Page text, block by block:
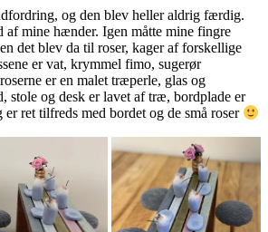
og den blev heller aldrig færdig.
af mine hænder. Igen måtte mine fingre
det blev da til roser, kager af forskellige
er vat, krymmel fimo, sugerør
er en malet træperle, glas og
stole og desk er lavet af træ, bordplade er
er ret tilfreds med bordet og de små roser